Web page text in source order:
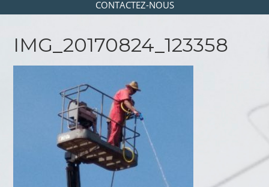
CONTACTEZ-NOUS
IMG_20170824_123358